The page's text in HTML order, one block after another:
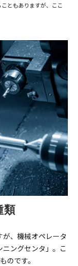
ともありますが、ここ
類
、機械オペレータ
ングセンタ」。こ
のです。